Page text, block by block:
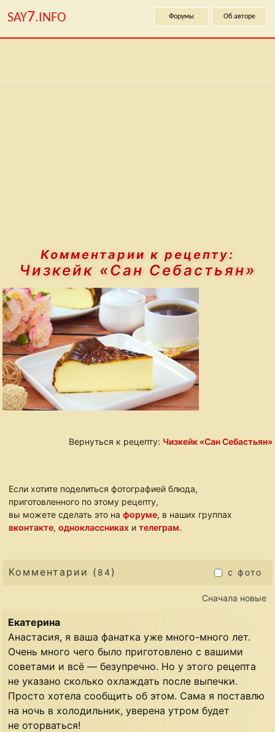
SAY7.INFO Форумы Об авторе
Комментарии к рецепту:
Чизкейк «Сан Себастьян»
Вернуться к рецепту: Чизкейк «Сан Себастьян»
Если хотите поделиться фотографией блюда,
приготовленного по этому рецепту,
вы можете сделать это нафоруме, в наших группах
вконтакте,одноклассниках ителеграм.
Комментарии ( 84) с фото
Сначала новые
Екатерина
Анастасия, я ваша фанатка уже много-много лет.
Очень много чего было приготовлено с вашими
советами и всё — безупречно. Но у этого рецепта
не указано сколько охлаждать после выпечки.
Просто хотела сообщить об этом. Сама я поставлю
на ночь в холодильник, уверена утром будет
не оторваться!